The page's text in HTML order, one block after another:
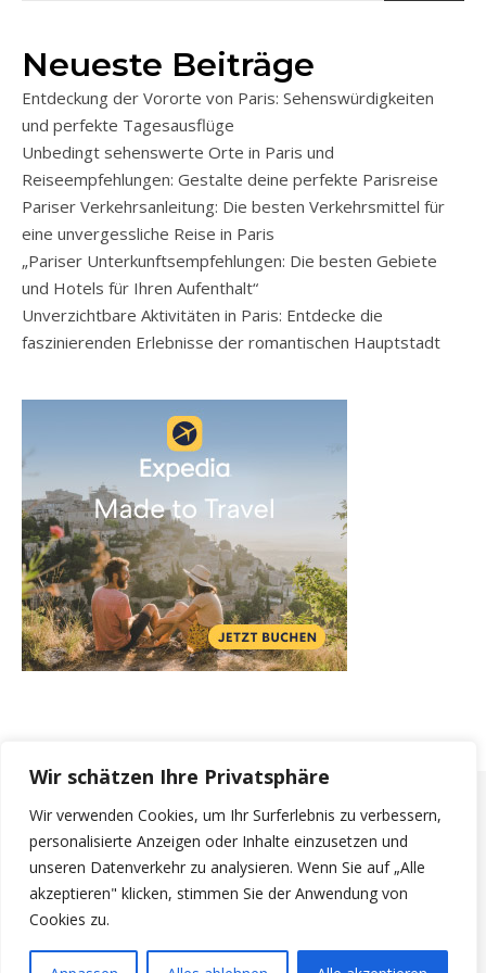
Wir schätzen Ihre Privatsphäre
Wir verwenden Cookies, um Ihr Surferlebnis zu verbessern,
personalisierte Anzeigen oder Inhalte einzusetzen und
unseren Datenverkehr zu analysieren. Wenn Sie auf „Alle
akzeptieren" klicken, stimmen Sie der Anwendung von
Cookies zu.
Neueste Beiträge
Entdeckung der Vororte von Paris: Sehenswürdigkeiten
und perfekte Tagesausflüge
Unbedingt sehenswerte Orte in Paris und
Reiseempfehlungen: Gestalte deine perfekte Parisreise
Pariser Verkehrsanleitung: Die besten Verkehrsmittel für
eine unvergessliche Reise in Paris
„Pariser Unterkunftsempfehlungen: Die besten Gebiete
und Hotels für Ihren Aufenthalt“
Unverzichtbare Aktivitäten in Paris: Entdecke die
faszinierenden Erlebnisse der romantischen Hauptstadt
© 2026 Flight. | Bard Theme vonWP Royal
Impressum
Datenschutzerklärung
NACH OBEN